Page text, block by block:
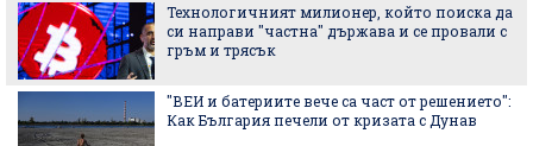
Технологичният милионер, който поиска да
си направи "частна" държава и се провали с
гръм и трясък
"ВЕИ и батериите вече са част от решението":
Как България печели от кризата с Дунав